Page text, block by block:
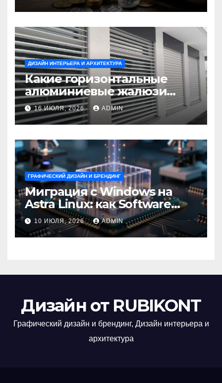
ДИЗАЙН ИНТЕРЬЕРА И АРХИТЕКТУРА
Какие горизонтальные
алюминиевые жалюзи
выбрать для окон?
16 ИЮЛЯ, 2026 ADMIN
ГРАФИЧЕСКИЙ ДИЗАЙН И БРЕНДИНГ
Миграция с Windows на
Astra Linux: как Software
Group успешно перешла на
отечественную ОС
10 ИЮЛЯ, 2026 ADMIN
Дизайн от RUBIKONT
Графический дизайн и брендинг, Дизайн интерьера и
архитектура